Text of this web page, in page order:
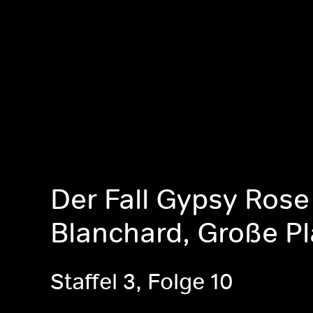
Der Fall Gypsy Rose
Blanchard, Große
Staffel 3, Folge 10